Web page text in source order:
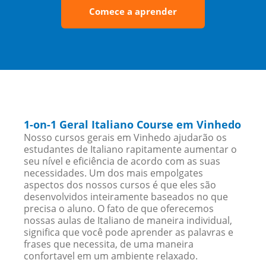
Comece a aprender
1-on-1 Geral Italiano Course em Vinhedo
Nosso cursos gerais em Vinhedo ajudarão os
estudantes de Italiano rapitamente aumentar o
seu nível e eficiência de acordo com as suas
necessidades. Um dos mais empolgates
aspectos dos nossos cursos é que eles são
desenvolvidos inteiramente baseados no que
precisa o aluno. O fato de que oferecemos
nossas aulas de Italiano de maneira individual,
significa que você pode aprender as palavras e
frases que necessita, de uma maneira
confortavel em um ambiente relaxado.